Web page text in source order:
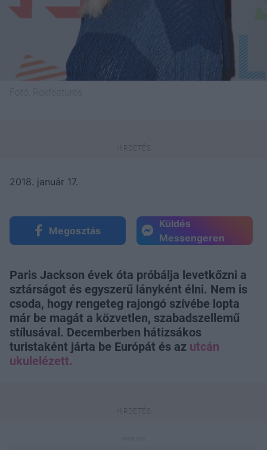
2018. január 17.
Megosztás
Küldés
Messengeren
Paris Jackson évek óta próbálja levetkőzni a
sztárságot és egyszerű lányként élni. Nem is
csoda, hogy rengeteg rajongó szívébe lopta
már be magát a közvetlen, szabadszellemű
stílusával. Decemberben hátizsákos
turistaként járta be Európát és az utcán
ukulelézett.